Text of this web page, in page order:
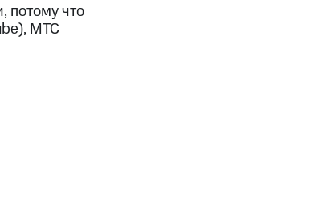
потому что
МТС